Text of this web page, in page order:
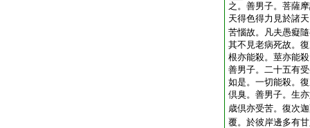
之。善男子。菩薩
天得色得力見於諸
苦惱故。凡夫愚癡
其不見老病死故。
根亦能殺。莖亦能
善男子。二十五有
如是。一切能殺。
倶臭。善男子。生
歳倶亦受苦。復次
覆。於彼岸邊多有